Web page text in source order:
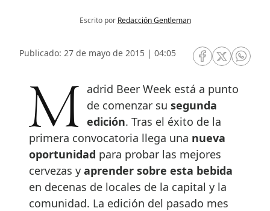
Escrito por Redacción Gentleman
Publicado: 27 de mayo de 2015 | 04:05
RRSS Facebook
RRSSRRSS
Madrid Beer Week está a punto de comenzar susegunda
edición. Tras el éxito de la
primera convocatoria llega una nueva
oportunidad para probar las mejores
cervezas y aprender sobre esta bebida
en decenas de locales de la capital y la
comunidad. La edición del pasado mes